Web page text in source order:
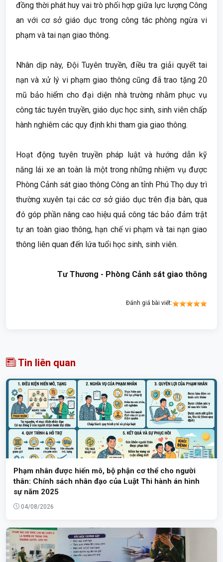
đồng thời phát huy vai trò phối hợp giữa lực lượng Công
an với cơ sở giáo dục trong công tác phòng ngừa vi
phạm và tai nạn giao thông.
Nhân dịp này, Đội Tuyên truyền, điều tra giải quyết tai
nạn và xử lý vi phạm giao thông cũng đã trao tặng 20
mũ bảo hiểm cho đại diện nhà trường nhằm phục vụ
công tác tuyên truyền, giáo dục học sinh, sinh viên chấp
hành nghiêm các quy định khi tham gia giao thông.
Hoạt động tuyên truyền pháp luật và hướng dẫn kỹ
năng lái xe an toàn là một trong những nhiệm vụ được
Phòng Cảnh sát giao thông Công an tỉnh Phú Thọ duy trì
thường xuyên tại các cơ sở giáo dục trên địa bàn, qua
đó góp phần nâng cao hiệu quả công tác bảo đảm trật
tự an toàn giao thông, hạn chế vi phạm và tai nạn giao
thông liên quan đến lứa tuổi học sinh, sinh viên.
Tư Thương - Phòng Cảnh sát giao thông
Đánh giá bài viết:
Tin liên quan
Phạm nhân được hiến mô, bộ phận cơ thể cho người
thân: Chính sách nhân đạo của Luật Thi hành án hình
sự năm 2025
04/08/2026